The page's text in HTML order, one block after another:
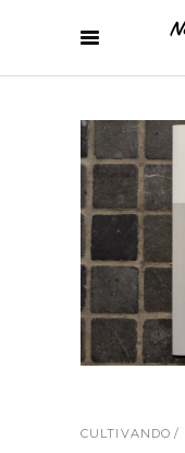
CULTIVANDO